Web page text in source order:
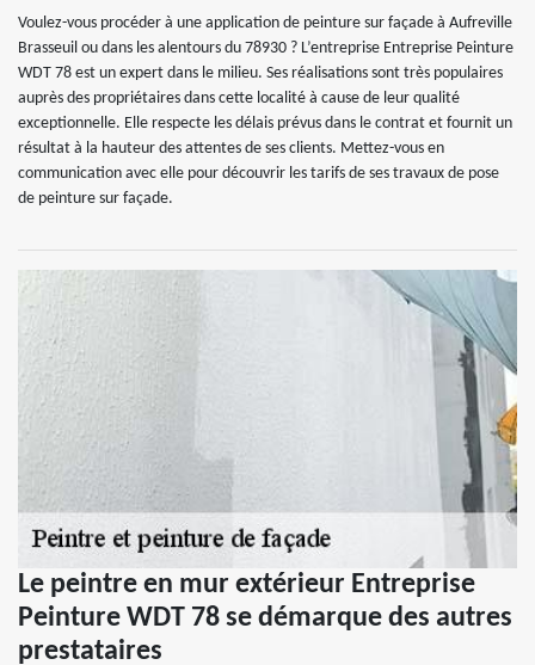
Voulez-vous procéder à une application de peinture sur façade à Aufreville
Brasseuil ou dans les alentours du 78930 ? L’entreprise Entreprise Peinture
WDT 78 est un expert dans le milieu. Ses réalisations sont très populaires
auprès des propriétaires dans cette localité à cause de leur qualité
exceptionnelle. Elle respecte les délais prévus dans le contrat et fournit un
résultat à la hauteur des attentes de ses clients. Mettez-vous en
communication avec elle pour découvrir les tarifs de ses travaux de pose
de peinture sur façade.
Le peintre en mur extérieur Entreprise
Peinture WDT 78 se démarque des autres
prestataires